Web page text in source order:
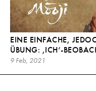
EINE EINFACHE,
ÜBUNG: ,ICH’-
9 Feb, 2021